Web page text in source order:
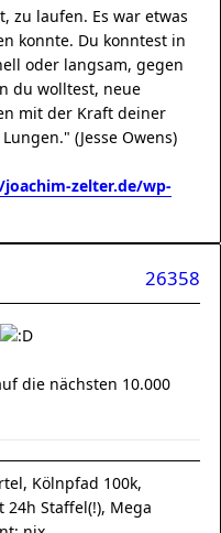
zu laufen. Es war etwas
konnte. Du konntest in
oder langsam, gegen
du wolltest, neue
mit der Kraft deiner
(Jesse Owens)
zelter.de/wp-
26358
die nächsten 10.000
Kölnpfad 100k,
Staffel(!), Mega